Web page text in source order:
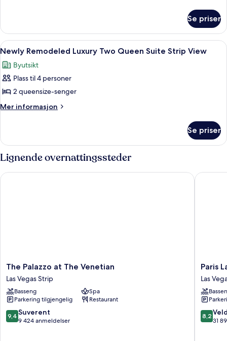
Suite
Strip
View
Remodeled
Luxury
King
Strip
View
Se priser
Åpne
alle
bildene
av
Newly
Remodeled
Queen
Strip
View
6
Newly Remodeled Luxury Two Queen Suite Strip View
Byutsikt
Plass til 4 personer
2 queensize-senger
Mer informasjon
Mer
Remodeled
Two
Suite
Se priser
Lignende overnattingssteder
The
Palazzo
at
The
Venetian
Las
Vegas
The Palazzo at The Venetian
Las Vegas Strip
Basseng
Spa
Parkering tilgjengelig
Restaurant
9.4
av
9,4 Suverent
9 424 anmeldelser
The Palazzo at The Venetian
Paris
Las
Vegas
Resort
&
Casino
Las
Paris
Las
8.2
av
8,2
31
Paris